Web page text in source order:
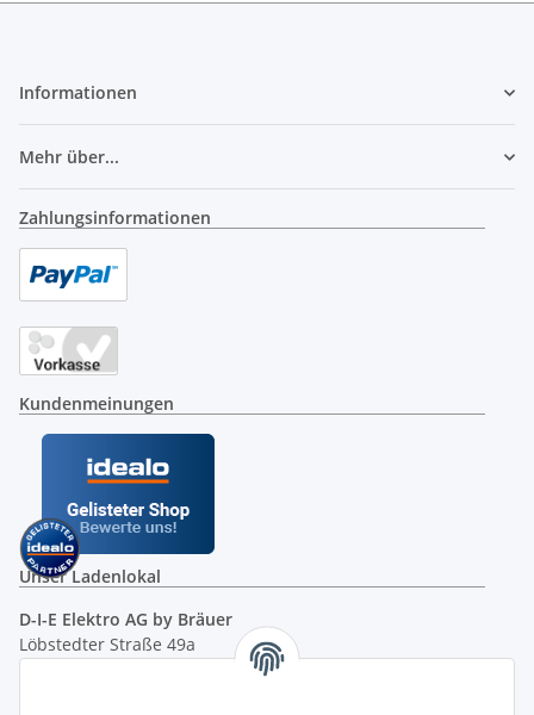
Informationen
Mehr über...
Zahlungsinformationen
Kundenmeinungen
Unser Ladenlokal
D-I-E Elektro AG by Bräuer
Löbstedter Straße 49a
( siehe Google-Maps )